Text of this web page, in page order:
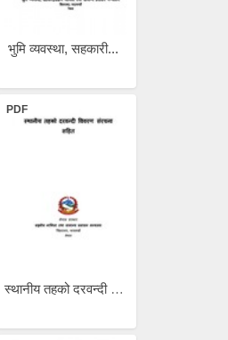
भुमि व्यवस्था, सहकारी...
PDF
स्थानीय तहको दरवन्दी वववरण...